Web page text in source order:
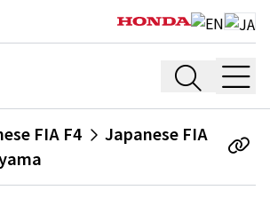
FIA F4
Japanese FIA